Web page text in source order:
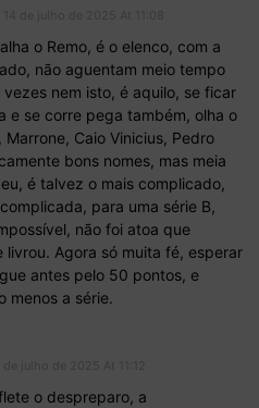
o Remo, é o elenco, com a
não aguentam meio tempo
vezes nem isto, é aquilo, se ficar
e se corre pega também, olha o
Marrone, Caio Vinicius, Pedro
bons nomes, mas meia
é talvez o mais complicado,
para uma série B,
não foi atoa que
livrou. Agora só muita fé, esperar
antes pelo 50 pontos, e
menos a série.
o despreparo, a